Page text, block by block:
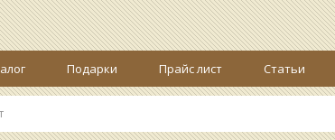
Подарки Прайс лист Статьи